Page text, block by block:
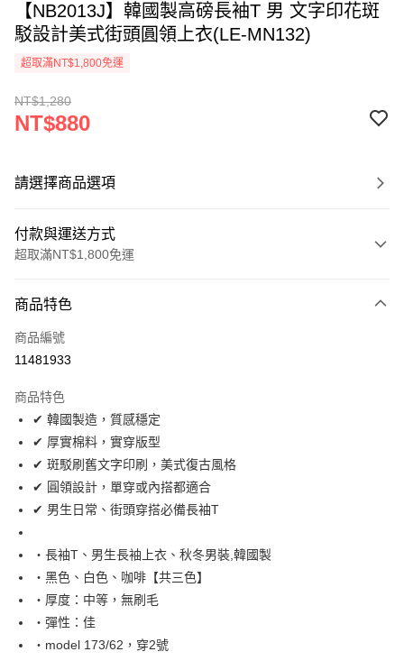
【NB2013J】韓國製高磅長袖T 男 文字印花斑
駁設計美式街頭圓領上衣(LE-MN132)
超取滿NT$1,800免運
NT$1,280
NT$880
請選擇商品選項
付款與運送方式
超取滿NT$1,800免運
信用卡一次付款
超商取貨付款
Apple Pay
街口支付
悠遊付
Google Pay
AFTEE先享後付
相關說明
【關於「AFTEE先享後付」】
AFTEE先享後付是「在收到商品之後才付款」的支付方式。 讓您購物簡單
便利好安心！
１．簡單：不需註冊會員、不需綁卡、不需儲值。
ATM付款
運送方式
商品特色
商品編號
11481933
商品特色
✔ 韓國製造，質感穩定
✔ 厚實棉料，實穿版型
✔ 斑駁刷舊文字印刷，美式復古風格
✔ 圓領設計，單穿或內搭都適合
✔ 男生日常、街頭穿搭必備長袖T
‧長袖T、男生長袖上衣、秋冬男裝,韓國製
‧黑色、白色、咖啡【共三色】
‧厚度：中等，無刷毛
‧彈性：佳
‧model 173/62，穿2號